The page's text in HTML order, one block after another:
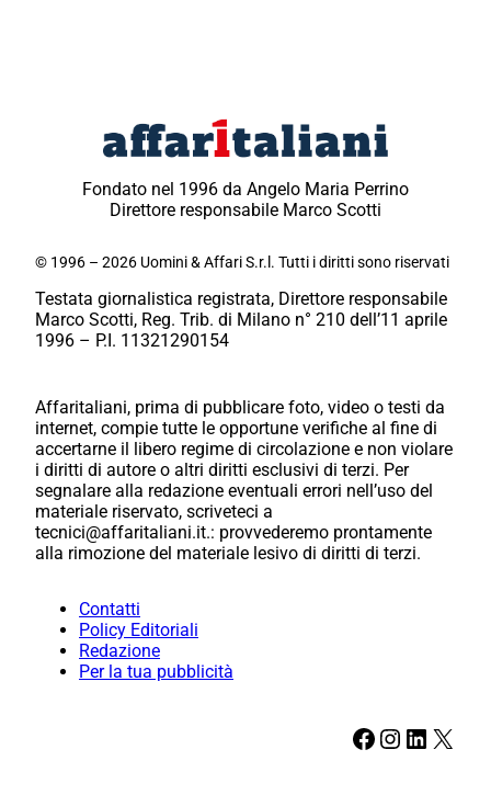
Fondato nel 1996 da Angelo Maria Perrino
Direttore responsabile Marco Scotti
© 1996 – 2026 Uomini & Affari S.r.l. Tutti i diritti sono riservati
Testata giornalistica registrata, Direttore responsabile
Marco Scotti, Reg. Trib. di Milano n° 210 dell’11 aprile
1996 – P.I. 11321290154
Affaritaliani, prima di pubblicare foto, video o testi da
internet, compie tutte le opportune verifiche al fine di
accertarne il libero regime di circolazione e non violare
i diritti di autore o altri diritti esclusivi di terzi. Per
segnalare alla redazione eventuali errori nell’uso del
materiale riservato, scriveteci a
tecnici@affaritaliani.it.: provvederemo prontamente
alla rimozione del materiale lesivo di diritti di terzi.
Contatti
Policy Editoriali
Redazione
Per la tua pubblicità
Facebook Instagram LinkedIn X